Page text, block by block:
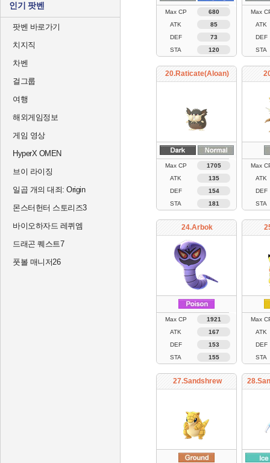
인기 팟벤
팟벤 바로가기
치지직
차벤
걸그룹
여행
해외게임정보
게임 영상
HyperX OMEN
브이 라이징
일곱 개의 대죄: Origin
몬스터헌터 스토리즈3
바이오하자드 레퀴엠
드래곤 퀘스트7
풋볼 매니저26
Max CP
680
ATK
85
DEF
73
STA
120
Max
ATK
DEF
STA
20.Raticate(Aloan)
Max CP
1705
ATK
135
DEF
154
STA
181
Max
ATK
DEF
STA
24.Arbok
Max CP
1921
ATK
167
DEF
153
STA
155
Max
ATK
DEF
STA
27.Sandshrew